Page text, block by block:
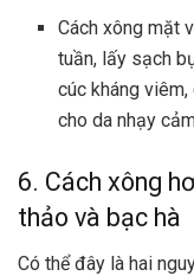
Cách xông mặt
tuần, lấy sạch
cúc kháng
cho da nhạy
6. Cách xông
thảo và bạc hà
Có thể đây là hai